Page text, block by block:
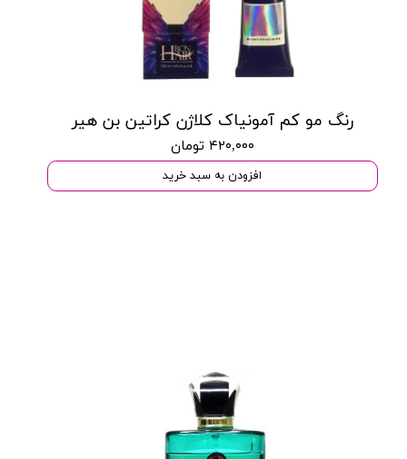
رنگ مو کم آمونیاک کلاژن کراتین بن هیر
۴۲۰,۰۰۰ تومان
افزودن به سبد خرید